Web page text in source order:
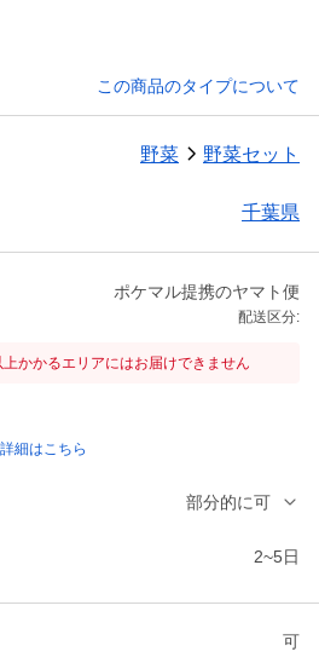
この商品のタイプについて
野菜 野菜セット
千葉県
ポケマル提携のヤマト便
配送区分:
かかるエリアにはお届けできません
細はこちら
部分的に可
2~5日
可